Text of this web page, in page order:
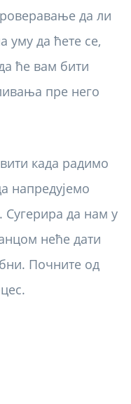
да ли
уму да ћете се,
ће вам бити
пре него
када радимо
напредујемо
Сугерира да нам у
неће дати
Почните од